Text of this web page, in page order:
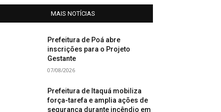
MAIS NOTÍCIAS
Prefeitura de Poá abre
inscrições para o Projeto
Gestante
07/08/2026
Prefeitura de Itaquá mobiliza
força-tarefa e amplia ações de
segurança durante incêndio em